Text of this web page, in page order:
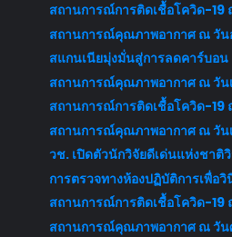
สถานการณ์การติดเชื้อโควิด-19
สถานการณ์คุณภาพอากาศ ณ วัน
สแกนเนียมุ่งมั่นสู่การลดคาร์บอน
สถานการณ์คุณภาพอากาศ ณ วัน
สถานการณ์การติดเชื้อโควิด-19
สถานการณ์คุณภาพอากาศ ณ วัน
วช. เปิดตัวนักวิจัยดีเด่นแห่งชาติ
การตรวจทางห้องปฏิบัติการเพื่อ
สถานการณ์การติดเชื้อโควิด-19
สถานการณ์คุณภาพอากาศ ณ วัน